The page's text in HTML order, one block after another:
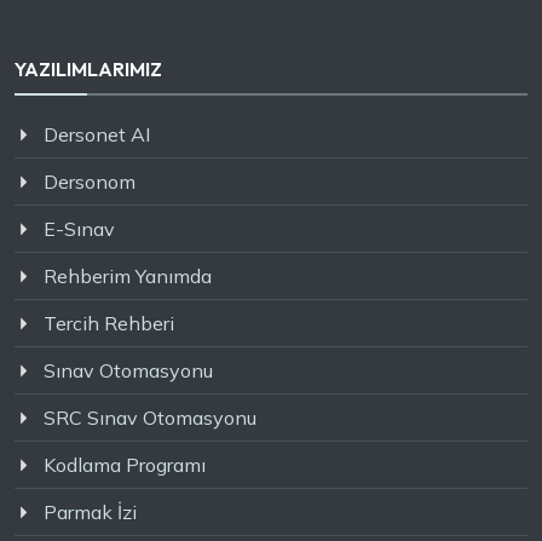
YAZILIMLARIMIZ
Dersonet AI
Dersonom
E-Sınav
Rehberim Yanımda
Tercih Rehberi
Sınav Otomasyonu
SRC Sınav Otomasyonu
Kodlama Programı
Parmak İzi